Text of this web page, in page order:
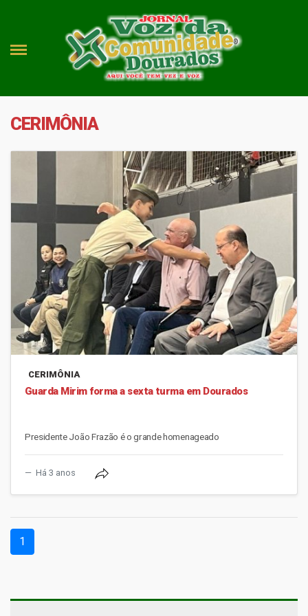
CERIMÔNIA
CERIMÔNIA
Guarda Mirim forma a sexta turma em Dourados
Presidente João Frazão é o grande homenageado
Há 3 anos
1